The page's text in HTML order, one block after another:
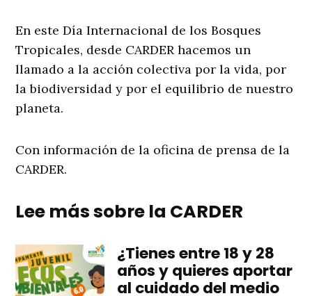
En este Día Internacional de los Bosques
Tropicales, desde CARDER hacemos un
llamado a la acción colectiva por la vida, por
la biodiversidad y por el equilibrio de nuestro
planeta.
Con información de la oficina de prensa de la
CARDER.
Lee más sobre la CARDER
¿Tienes entre 18 y 28
años y quieres aportar
al cuidado del medio